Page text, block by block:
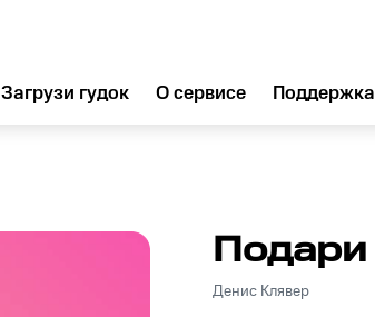
Загрузи гудок О сервисе Поддержка
Подари
Денис Клявер